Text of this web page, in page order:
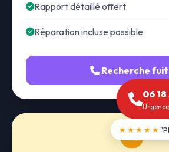
Rapport détaillé offert
Réparation incluse possible
Recherche
06 18
Urgence
★★★★★